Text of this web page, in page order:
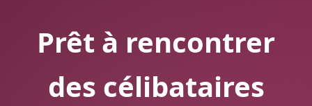
Prêt à rencontrer
des célibataires